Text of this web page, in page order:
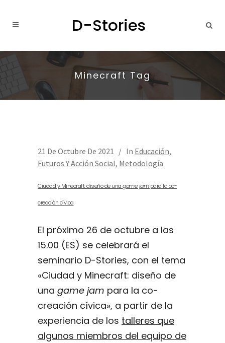
Minecraft Tag
21 De Octubre De 2021 In Educación,
Futuros Y Acción Social, Metodología
Ciudad y Minecraft: diseño de unagame jampara la co-
creación cívica
El próximo 26 de octubre a las
15.00 (ES) se celebrará el
seminario D-Stories, con el tema
«Ciudad y Minecraft: diseño de
una game jam para la co-
creación cívica», a partir de la
experiencia de los talleres que
algunos miembros del equipo de